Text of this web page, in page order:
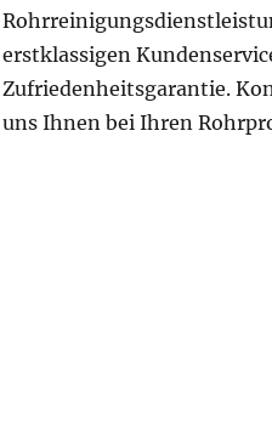
erstklassigen
Zufriedenheitsgarantie.
uns Ihnen bei Ihren